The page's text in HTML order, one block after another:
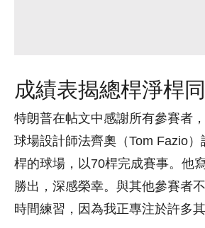
成績表揭總桿淨桿
特朗普在帖文中感謝所有參賽者
球場設計師法齊奧（Tom Fazio
桿的球場，以70桿完成賽事。他
勝出，深感榮幸。與其他參賽者
時間練習，因為我正專注於許多其